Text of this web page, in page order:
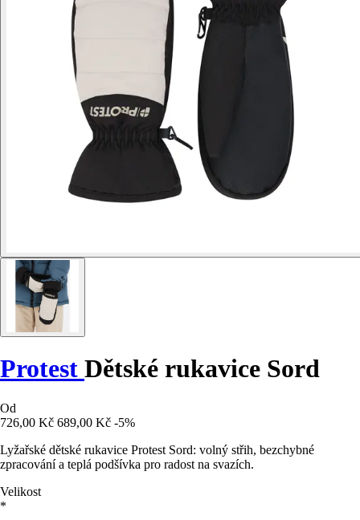
Protest Dětské rukavice Sord
Od
726,00 Kč 689,00 Kč -5%
Lyžařské dětské rukavice Protest Sord: volný střih, bezchybné
zpracování a teplá podšívka pro radost na svazích.
Velikost
*